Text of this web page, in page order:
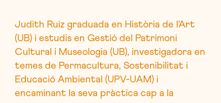
Judith Ruiz graduada en Història de l’Art
(UB) i estudis en Gestió del Patrimoni
Cultural i Museologia (UB), investigadora en
temes de Permacultura, Sostenibilitat i
Educació Ambiental (UPV-UAM) i
encaminant la seva pràctica cap a la